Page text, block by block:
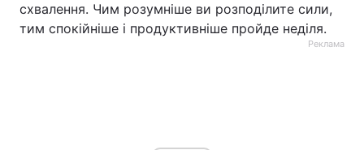
схвалення. Чим розумніше ви розподілите сили,
тим спокійніше і продуктивніше пройде неділя.
Реклама